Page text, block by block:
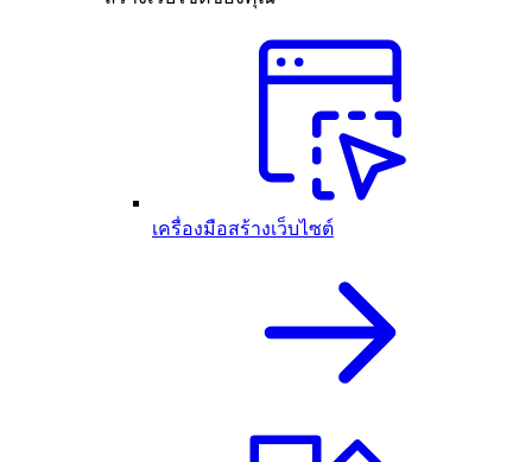
เครื่องมือสร้างเว็บไซต์